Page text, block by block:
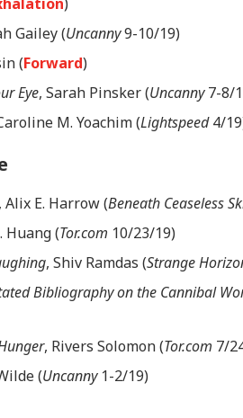
Gailey (Uncanny9-10/19)
(Forward)
Eye, Sarah Pinsker (Uncanny7-8/
M. Yoachim (Lightspeed4/
, Alix E. Harrow (Beneath Ceaseless
Huang (Tor.com 10/23/19)
, Shiv Ramdas (Strange
Bibliography on the Cannibal
, Rivers Solomon (Tor.com 7/
(Uncanny 1-2/19)